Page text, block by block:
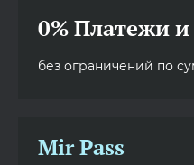
0% Платежи
без ограничений по
Mir Pass